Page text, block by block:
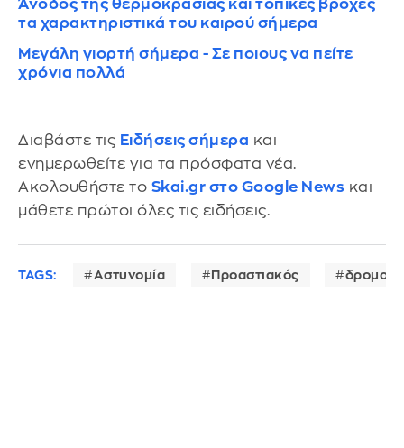
Άνοδος της θερμοκρασίας και τοπικές βροχές
τα χαρακτηριστικά του καιρού σήμερα
Μεγάλη γιορτή σήμερα - Σε ποιους να πείτε
χρόνια πολλά
Διαβάστε τις Ειδήσεις σήμερα και
ενημερωθείτε για τα πρόσφατα νέα.
Ακολουθήστε το Skai.gr στο Google News και
μάθετε πρώτοι όλες τις ειδήσεις.
TAGS: Αστυνομία Προαστιακός